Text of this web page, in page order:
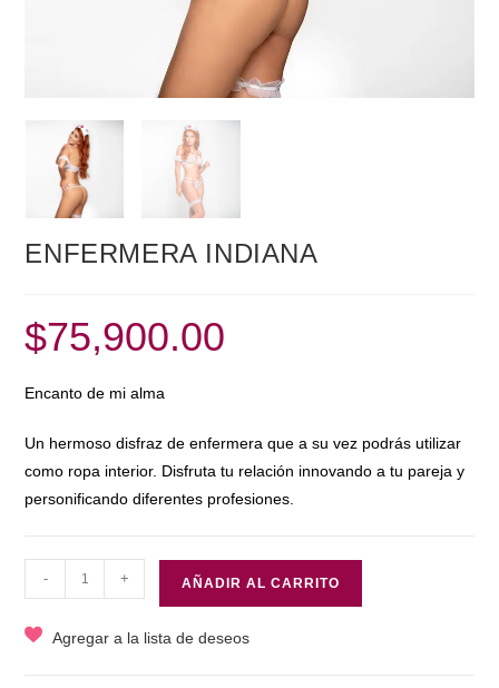
ENFERMERA INDIANA
$75,900.00
Encanto de mi alma
Un hermoso disfraz de enfermera que a su vez podrás utilizar
como ropa interior. Disfruta tu relación innovando a tu pareja y
personificando diferentes profesiones.
ENFERMERA
INDIANA
cantidad
- + AÑADIR AL CARRITO
Agregar a la lista de deseos